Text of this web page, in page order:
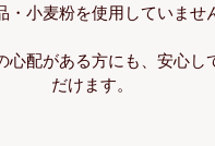
・小麦粉を使用していませ
心配がある方にも、安心し
だけます。